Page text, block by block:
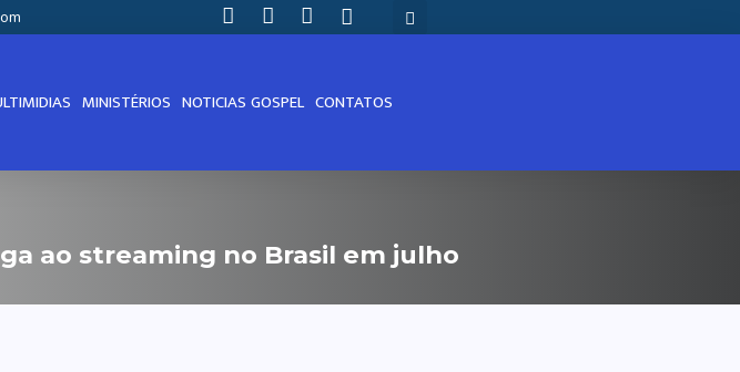
MINISTÉRIOS NOTICIAS GOSPEL CONTATOS
ao streaming no Brasil em julho